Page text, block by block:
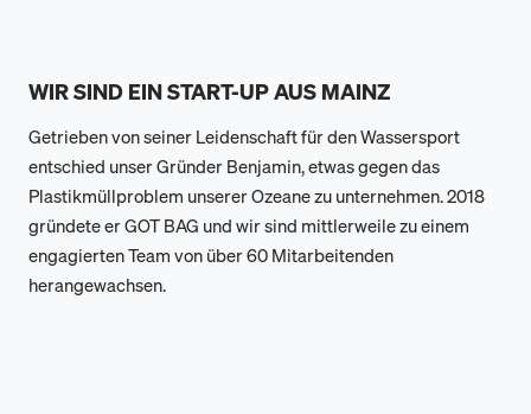
WIR SIND EIN START-UP AUS MAINZ
Getrieben von seiner Leidenschaft für den Wassersport
entschied unser Gründer Benjamin, etwas gegen das
Plastikmüllproblem unserer Ozeane zu unternehmen. 2018
gründete er GOT BAG und wir sind mittlerweile zu einem
engagierten Team von über 60 Mitarbeitenden
herangewachsen.